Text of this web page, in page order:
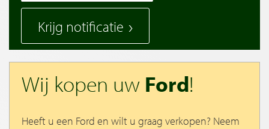
Krijg notificatie
Wij kopen uw Ford!
Heeft u een Ford en wilt u graag verkopen? Neem